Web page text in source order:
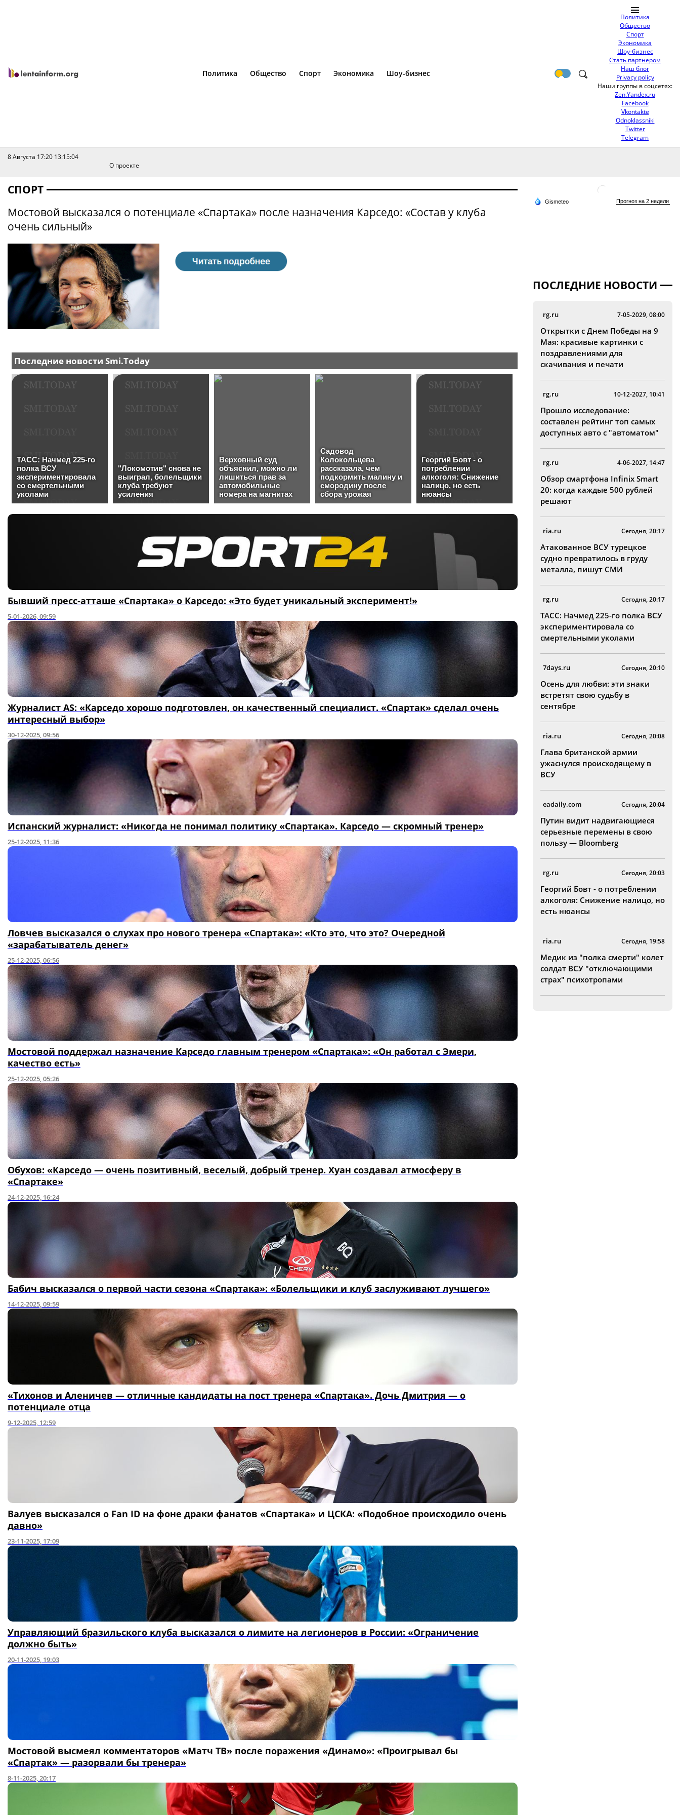
Политика Общество Спорт Экономика Шоу-бизнес
Политика
Общество
Спорт
Экономика
Шоу-бизнес
Стать партнером
Наш блог
Privacy policy
Наши группы в соцсетях:
Zen.Yandex.ru
Facebook
Vkontakte
Odnoklassniki
Twitter
Telegram
8 Августа 17:20 13:15:04
О проекте
СПОРТ
Мостовой высказался о потенциале «Спартака» после назначения Карседо: «Состав у клуба
очень сильный»
Бывший пресс‑атташе «Спартака» о Карседо: «Это будет уникальный эксперимент!»
5-01-2026, 09:59
Журналист AS: «Карседо хорошо подготовлен, он качественный специалист. «Спартак» сделал очень
интересный выбор»
30-12-2025, 09:56
Испанский журналист: «Никогда не понимал политику «Спартака». Карседо — скромный тренер»
25-12-2025, 11:36
Ловчев высказался о слухах про нового тренера «Спартака»: «Кто это, что это? Очередной
«зарабатыватель денег»
25-12-2025, 06:56
Мостовой поддержал назначение Карседо главным тренером «Спартака»: «Он работал с Эмери,
качество есть»
25-12-2025, 05:26
Обухов: «Карседо — очень позитивный, веселый, добрый тренер. Хуан создавал атмосферу в
«Спартаке»
24-12-2025, 16:24
Бабич высказался о первой части сезона «Спартака»: «Болельщики и клуб заслуживают лучшего»
14-12-2025, 09:59
«Тихонов и Аленичев — отличные кандидаты на пост тренера «Спартака». Дочь Дмитрия — о
потенциале отца
9-12-2025, 12:59
Валуев высказался о Fan ID на фоне драки фанатов «Спартака» и ЦСКА: «Подобное происходило очень
давно»
23-11-2025, 17:09
Управляющий бразильского клуба высказался о лимите на легионеров в России: «Ограничение
должно быть»
20-11-2025, 19:03
Мостовой высмеял комментаторов «Матч ТВ» после поражения «Динамо»: «Проигрывал бы
«Спартак» — разорвали бы тренера»
8-11-2025, 20:17
ПОСЛЕДНИЕ НОВОСТИ
rg.ru 7-05-2029, 08:00
Открытки с Днем Победы на 9
Мая: красивые картинки с
поздравлениями для
скачивания и печати
rg.ru 10-12-2027, 10:41
Прошло исследование:
составлен рейтинг топ самых
доступных авто с "автоматом"
rg.ru 4-06-2027, 14:47
Обзор смартфона Infinix Smart
20: когда каждые 500 рублей
решают
ria.ru Сегодня, 20:17
Атакованное ВСУ турецкое
судно превратилось в груду
металла, пишут СМИ
rg.ru Сегодня, 20:17
ТАСС: Начмед 225-го полка ВСУ
экспериментировала со
смертельными уколами
7days.ru Сегодня, 20:10
Осень для любви: эти знаки
встретят свою судьбу в
сентябре
ria.ru Сегодня, 20:08
Глава британской армии
ужаснулся происходящему в
ВСУ
eadaily.com Сегодня, 20:04
Путин видит надвигающиеся
серьезные перемены в свою
пользу — Bloomberg
rg.ru Сегодня, 20:03
Георгий Бовт - о потреблении
алкоголя: Снижение налицо, но
есть нюансы
ria.ru Сегодня, 19:58
Медик из "полка смерти" колет
солдат ВСУ "отключающими
страх" психотропами